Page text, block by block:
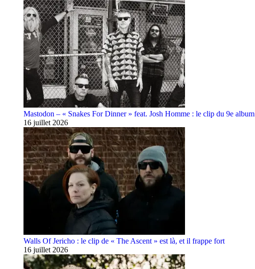
Mastodon – « Snakes For Dinner » feat. Josh Homme : le clip du 9e album
16 juillet 2026
Walls Of Jericho : le clip de « The Ascent » est là, et il frappe fort
16 juillet 2026